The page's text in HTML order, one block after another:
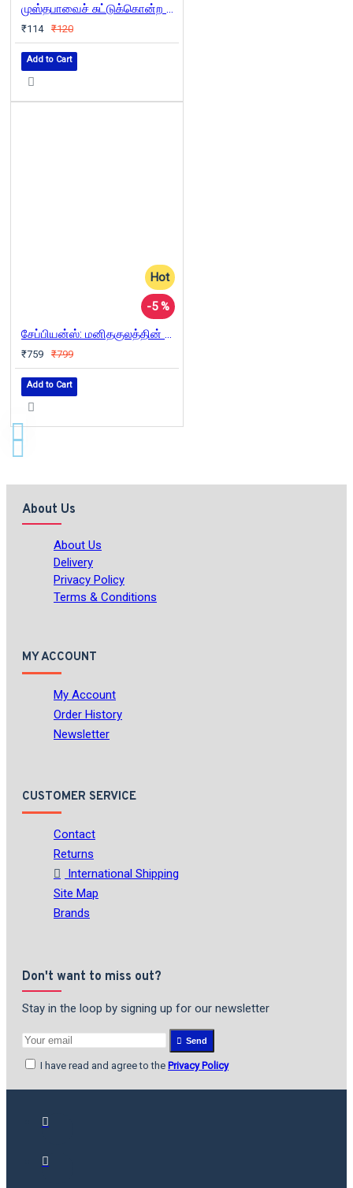
முஸ்தபாவைச் சுட்டுக்கொன்ற ஓரிரவு
₹114 ₹120
Add to Cart
Hot
-5 %
சேப்பியன்ஸ்: மனிதகுலத்தின் ஒரு சுருக்கமான வரலாறு | Sapiens
₹759 ₹799
Add to Cart
About Us
About Us
Delivery
Privacy Policy
Terms & Conditions
MY ACCOUNT
My Account
Order History
Newsletter
CUSTOMER SERVICE
Contact
Returns
International Shipping
Site Map
Brands
Don't want to miss out?
Stay in the loop by signing up for our newsletter
Send
I have read and agree to the Privacy Policy